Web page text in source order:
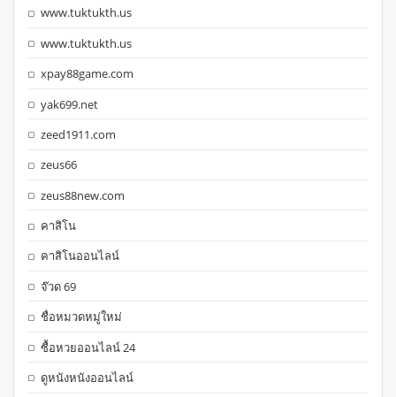
www.tuktukth.us
www.tuktukth.us
xpay88game.com
yak699.net
zeed1911.com
zeus66
zeus88new.com
คาสิโน
คาสิโนออนไลน์
จ๊วด 69
ชื่อหมวดหมู่ใหม่
ซื้อหวยออนไลน์ 24
ดูหนังหนังออนไลน์